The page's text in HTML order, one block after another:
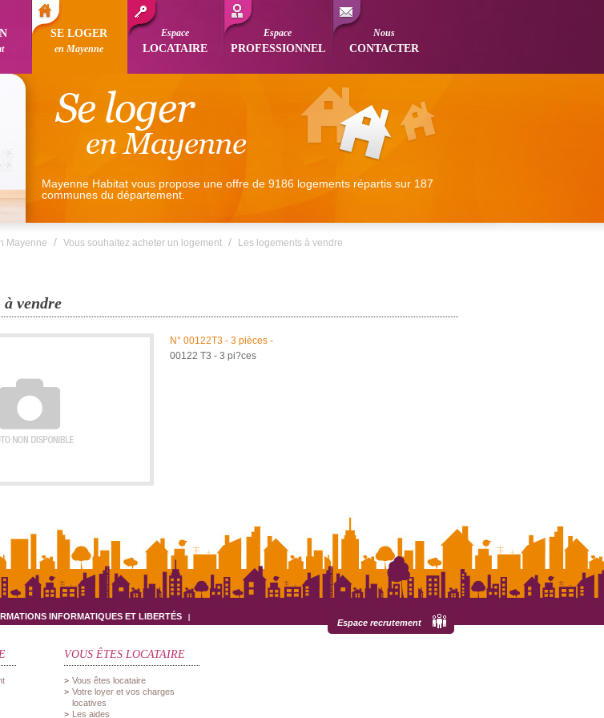
SE LOGER
en Mayenne
Espace
LOCATAIRE
Espace
PROFESSIONNEL
Nous
CONTACTER
Mayenne Habitat vous propose une offre de 9186 logements répartis sur 187
communes du département.
Mayenne / Vous souhaitez acheter un logement / Les logements à vendre
à vendre
N° 00122T3 - 3 pièces -
00122 T3 - 3 pi?ces
INFORMATIQUES ET LIBERTÉS
Espace recrutement
VOUS ÊTES LOCATAIRE
Vous êtes locataire
Votre loyer et vos charges
locatives
Les aides